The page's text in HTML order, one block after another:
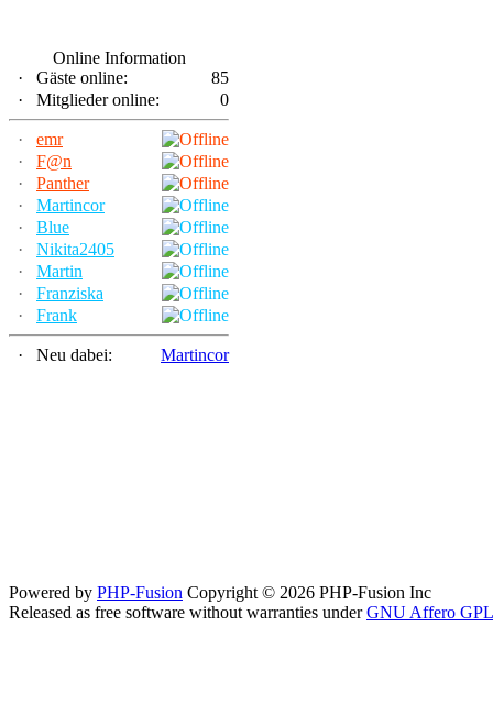
Online Information
·
Gäste online:
85
·
Mitglieder online: 0
·
emr
·
F@n
·
Panther
·
Martincor
·
Blue
·
Nikita2405
·
Martin
·
Franziska
·
Frank
· Neu dabei: Martincor
Powered by PHP-Fusion Copyright © 2026 PHP-Fusion Inc
Released as free software without warranties underGNU Affero GPL